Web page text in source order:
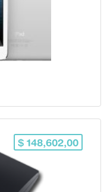
$ 148,602,00